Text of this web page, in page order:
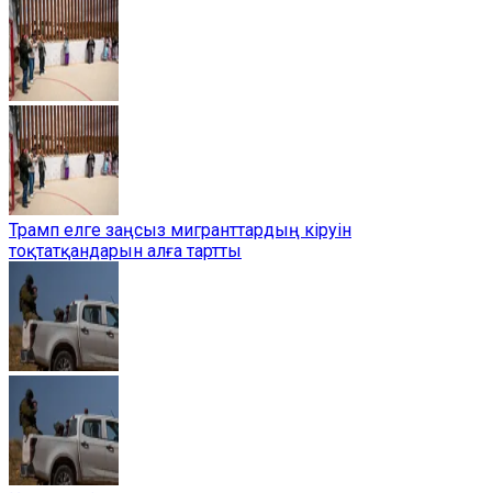
Трамп елге заңсыз мигранттардың кіруін
тоқтатқандарын алға тартты